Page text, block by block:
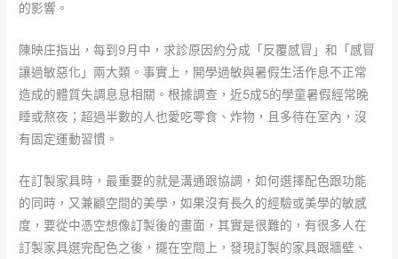
的影響。
陳映庄指出，每到9月中，求診原因約分成「反覆感冒」和「感冒
讓過敏惡化」兩大類。事實上，開學過敏與暑假生活作息不正常
造成的體質失調息息相關。根據調查，近5成5的學童暑假經常晚
睡或熬夜；超過半數的人也愛吃零食、炸物，且多待在室內，沒
有固定運動習慣。
在訂製家具時，最重要的就是溝通跟協調，如何選擇配色跟功能
的同時，又兼顧空間的美學，如果沒有長久的經驗或美學的敏感
度，要從中憑空想像訂製後的畫面，其實是很難的，有很多人在
訂製家具選完配色之後，擺在空間上，發現訂製的家具跟牆壁、